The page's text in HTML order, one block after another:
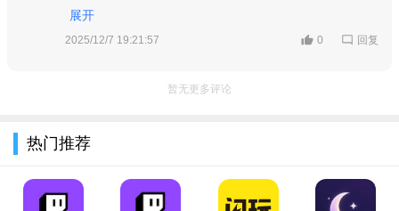
YouTube Gaming
斗鱼直播 ★★★★★ 国内最大游戏直播平台之一
Facebook Gaming
★★★★☆
天也热闹，和全球玩家互动超开心，五星必须给！
展开
2025/12/7 19:21:57 0 回复
暂无更多评论
热门推荐